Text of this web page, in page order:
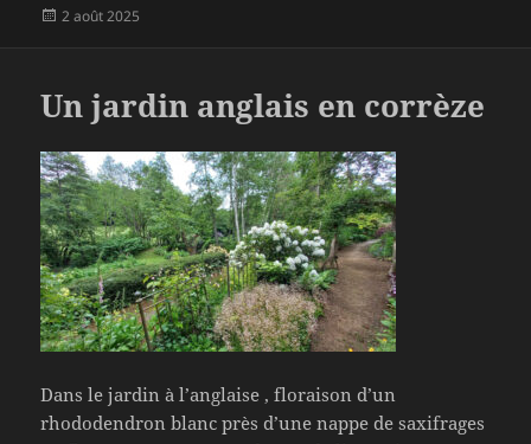
Publié
2 août 2025
Un jardin anglais en corrèze
Dans le jardin à l’anglaise , floraison d’un
rhododendron blanc près d’une nappe de saxifrages